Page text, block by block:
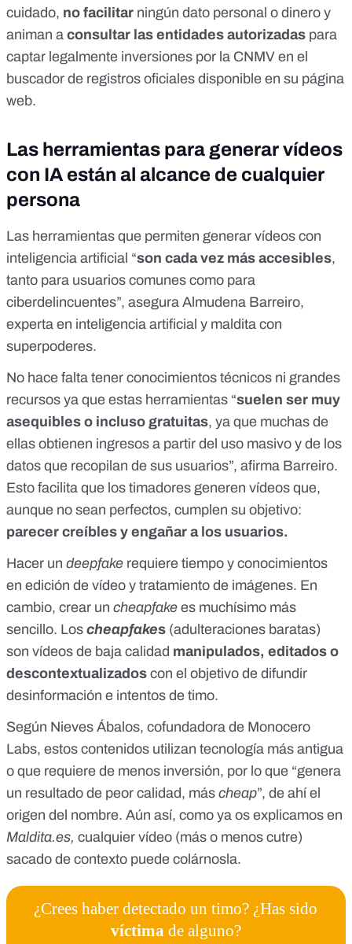
cuidado, no facilitar ningún dato personal o dinero y
animan a consultar las entidades autorizadas para
captar legalmente inversiones por la CNMV en el
buscador de registros oficiales disponible en su página
web.
Las herramientas para generar vídeos
con IA están al alcance de cualquier
persona
Las herramientas que permiten generar vídeos con
inteligencia artificial “son cada vez más accesibles,
tanto para usuarios comunes como para
ciberdelincuentes”, asegura Almudena Barreiro,
experta en inteligencia artificial y maldita con
superpoderes.
No hace falta tener conocimientos técnicos ni grandes
recursos ya que estas herramientas “suelen ser muy
asequibles o incluso gratuitas, ya que muchas de
ellas obtienen ingresos a partir del uso masivo y de los
datos que recopilan de sus usuarios”, afirma Barreiro.
Esto facilita que los timadores generen vídeos que,
aunque no sean perfectos, cumplen su objetivo:
parecer creíbles y engañar a los usuarios.
Hacer un deepfake requiere tiempo y conocimientos
en edición de vídeo y tratamiento de imágenes. En
cambio, crear un cheapfake es muchísimo más
sencillo. Los cheapfakes (adulteraciones baratas)
son vídeos de baja calidad manipulados, editados o
descontextualizados con el objetivo de difundir
desinformación e intentos de timo.
Según Nieves Ábalos, cofundadora de Monocero
Labs, estos contenidos utilizan tecnología más antigua
o que requiere de menos inversión, por lo que “genera
un resultado de peor calidad, más cheap”, de ahí el
origen del nombre. Aún así, como ya os explicamos en
Maldita.es, cualquier vídeo (más o menos cutre)
sacado de contexto puede colárnosla.
¿Crees haber detectado un timo? ¿Has sido
víctimade alguno?